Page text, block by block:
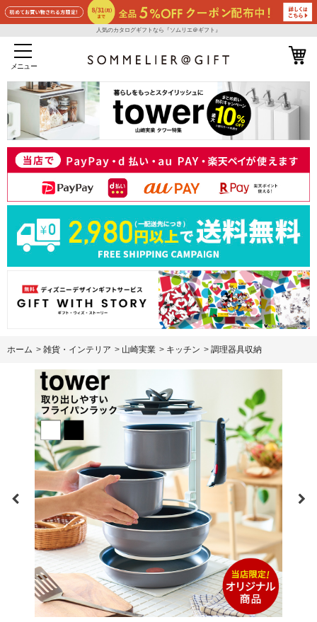
人気のカタログギフトなら『ソムリエ＠ギフト』
メニュー
ホーム > 雑貨・インテリア > 山崎実業 > キッチン > 調理器具収納